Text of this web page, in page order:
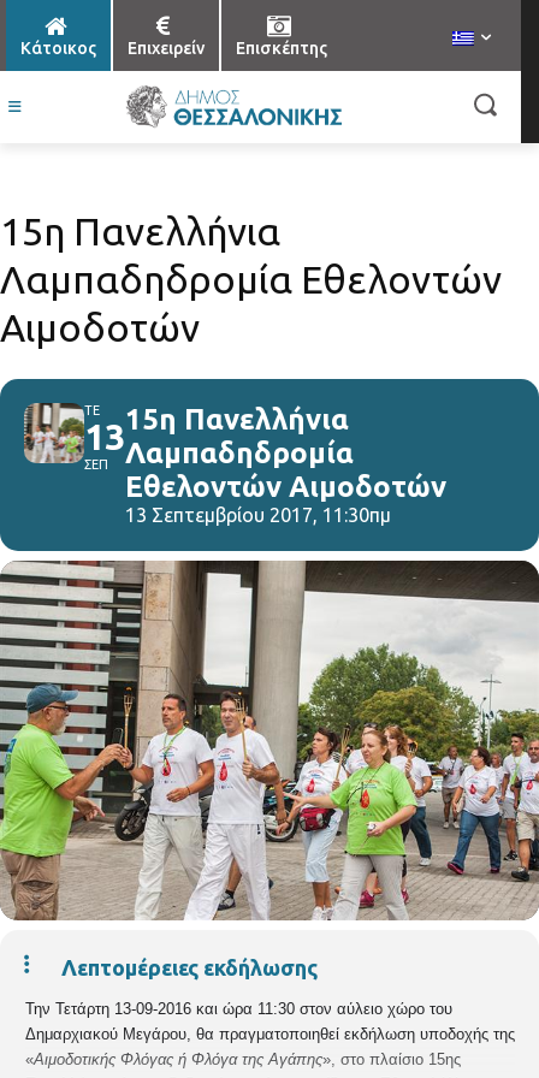
Κάτοικος Επιχειρείν Επισκέπτης
15η Πανελλήνια
Λαμπαδηδρομία Εθελοντών
Αιμοδοτών
ΤΕ
13
ΣΕΠ
15η Πανελλήνια
Λαμπαδηδρομία
Εθελοντών Αιμοδοτών
13 Σεπτεμβρίου 2017, 11:30πμ
Λεπτομέρειες εκδήλωσης
Την Τετάρτη 13-09-2016 και ώρα 11:30 στον αύλειο χώρο του
Δημαρχιακού Μεγάρου, θα πραγματοποιηθεί εκδήλωση υποδοχής της
«Αιμοδοτικής Φλόγας ή Φλόγα της Αγάπης», στο πλαίσιο 15ης